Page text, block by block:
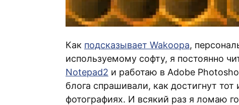
Как подсказывает Wakoopa,
используемому софту, я постоянно
Notepad2 и работаю в Adobe
блога спрашивали, как достигнут
фотографиях. И всякий раз я ломаю